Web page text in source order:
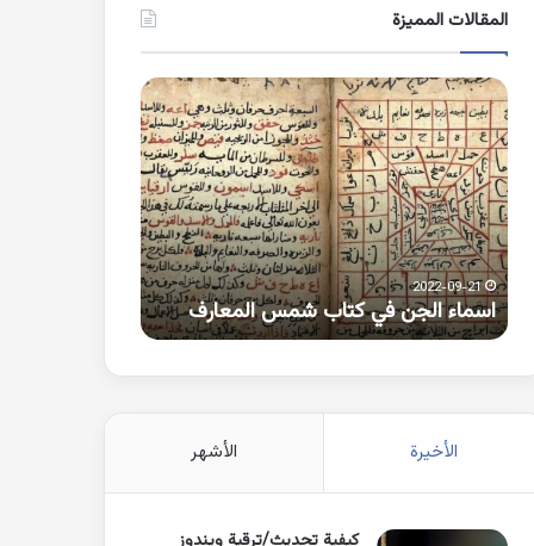
المقالات المميزة
اسماء
الجن
في
كتاب
شمس
المعارف
2022-09-21
اسماء الجن في كتاب شمس المعارف
كلمات
بها
همزة
متطرفة
على
الواو
الأخيرة الأشهر
كيفية تحديث/ترقية ويندوز